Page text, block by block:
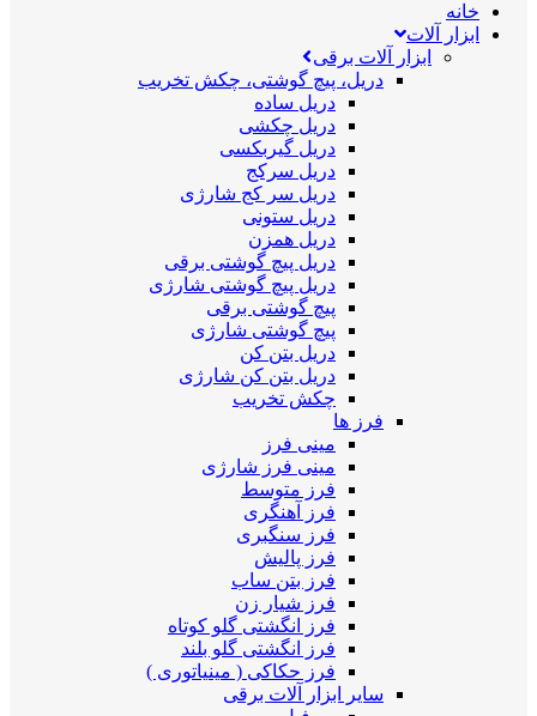
خانه
ابزار آلات
ابزار آلات برقی
دریل، پیچ گوشتی، چکش تخریب
دریل ساده
دریل چکشی
دریل گیربکسی
دریل سرکج
دریل سر کج شارژی
دریل ستونی
دریل همزن
دریل پیچ گوشتی برقی
دریل پیچ گوشتی شارژی
پیچ گوشتی برقی
پیچ گوشتی شارژی
دریل بتن کن
دریل بتن کن شارژی
چکش تخریب
فرز ها
مینی فرز
مینی فرز شارژی
فرز متوسط
فرز آهنگری
فرز سنگبری
فرز پالیش
فرز بتن ساب
فرز شیار زن
فرز انگشتی گلو کوتاه
فرز انگشتی گلو بلند
فرز حکاکی ( مینیاتوری )
سایر ابزار آلات برقی